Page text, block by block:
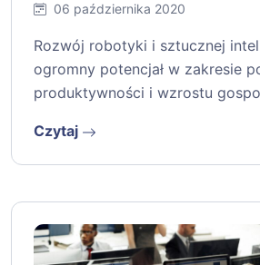
06 października 2020
Rozwój robotyki i sztucznej
ogromny potencjał w zakresie
produktywności i wzrostu
Czytaj